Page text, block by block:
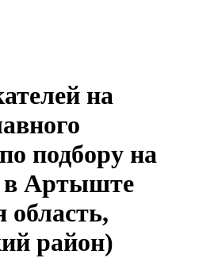
на
подбору на
в Артыште
область,
район)